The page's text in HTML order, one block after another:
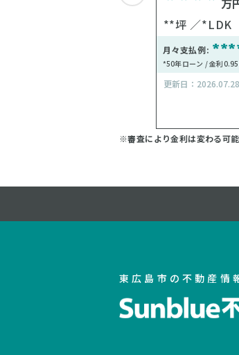
万
**坪
*LDK
月々支払例:
*50年ローン / 金利
更新日：2026.07.28
※審査により金利は変わる可
東広島市の不動産情